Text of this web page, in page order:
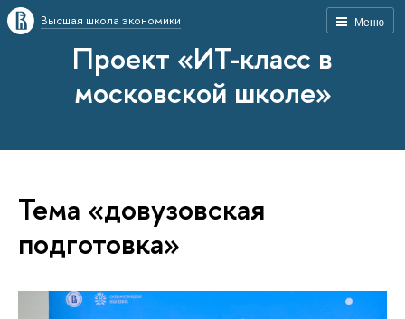
Меню
Высшая школа экономики
Проект «ИТ-класс в
московской школе»
Тема «довузовская
подготовка»